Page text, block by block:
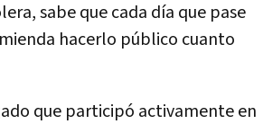
sabe que cada día que pase
hacerlo público cuanto
que participó activamente en